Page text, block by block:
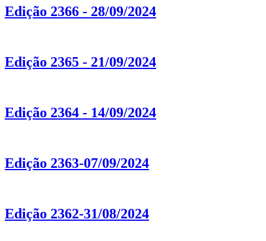
Edição 2366 - 28/09/2024
Edição 2365 - 21/09/2024
Edição 2364 - 14/09/2024
Edição 2363-07/09/2024
Edição 2362-31/08/2024